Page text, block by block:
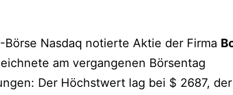
Börse Nasdaq notierte Aktie der Firma
am vergangenen Börsentag
Der Höchstwert lag bei $ 2687, der